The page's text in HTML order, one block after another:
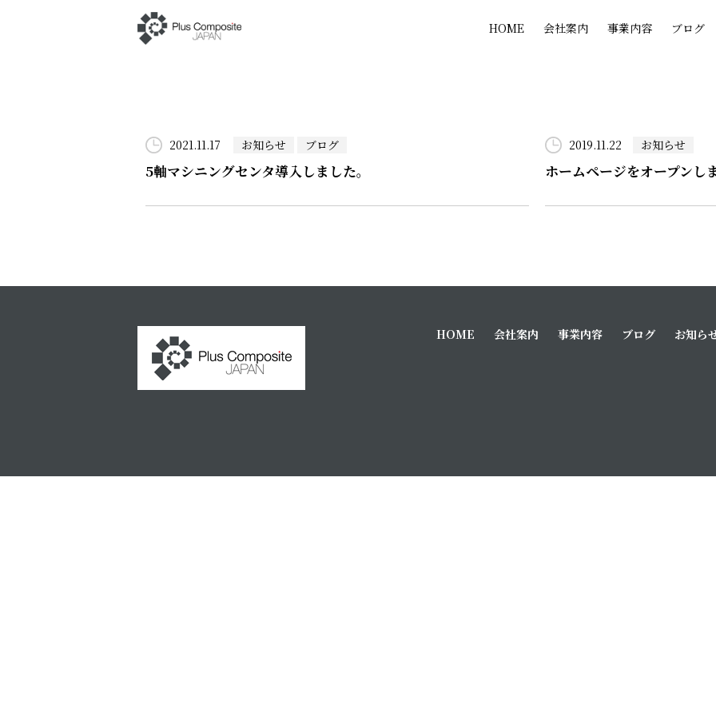
HOME 会社案内 事業内容 ブログ
2021.11.17 お知らせ ブログ
5軸マシニングセンタ導入しました。
2019.11.22 お知らせ
ホームページをオープンし
HOME 会社案内 事業内容 ブログ お知ら